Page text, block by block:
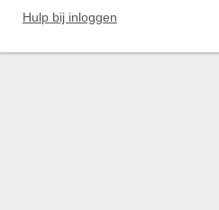
Hulp bij inloggen